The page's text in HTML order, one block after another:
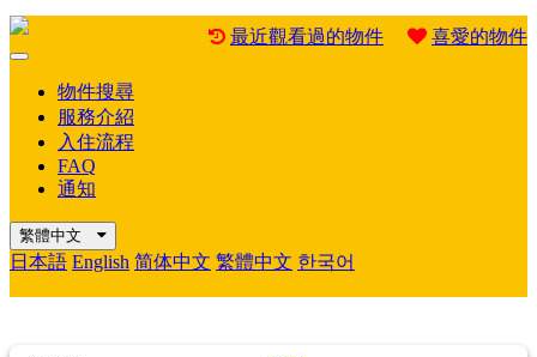
最近觀看過的物件 喜愛的物件
Mobile
物件搜尋
服務介紹
入住流程
FAQ
通知
繁體中文
日本語 English 简体中文 繁體中文 한국어